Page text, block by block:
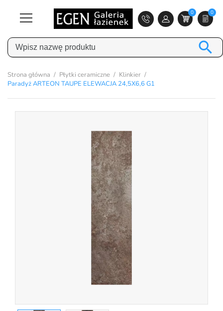
0 0

Strona główna Płytki ceramiczne
Klinkier
Paradyż ARTEON TAUPE ELEWACJA 24,5X6,6 G1